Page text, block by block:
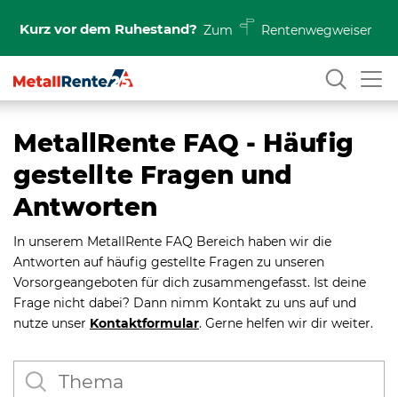
Kurz vor dem Ruhestand? Zum Rentenwegweiser
MetallRente FAQ - Häufig
gestellte Fragen und
Antworten
In unserem MetallRente FAQ Bereich haben wir die
Antworten auf häufig gestellte Fragen zu unseren
Vorsorgeangeboten für dich zusammengefasst. Ist deine
Frage nicht dabei? Dann nimm Kontakt zu uns auf und
nutze unser Kontaktformular. Gerne helfen wir dir weiter.